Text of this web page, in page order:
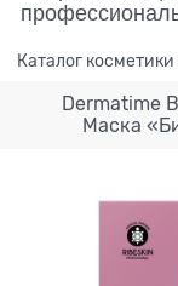
Каталог косметики
Dermatime
Маска